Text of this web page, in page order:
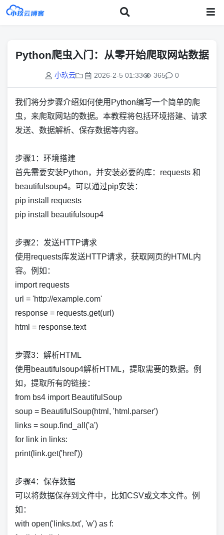
Python爬虫入门：从零开始爬取网站数据
小玖云 2026-2-5 01:33 365 0
我们将分步骤介绍如何使用Python编写一个简单的爬
虫，来爬取网站的数据。本教程将包括环境搭建、请求
发送、数据解析、保存数据等内容。
步骤1：环境搭建
首先需要安装Python，并安装必要的库：requests 和
beautifulsoup4。可以通过pip安装：
pip install requests
pip install beautifulsoup4
步骤2：发送HTTP请求
使用requests库发送HTTP请求，获取网页的HTML内
容。例如：
import requests
url = 'http://example.com'
response = requests.get(url)
html = response.text
步骤3：解析HTML
使用beautifulsoup4解析HTML，提取需要的数据。例
如，提取所有的链接：
from bs4 import BeautifulSoup
soup = BeautifulSoup(html, 'html.parser')
links = soup.find_all('a')
for link in links:
print(link.get('href'))
步骤4：保存数据
可以将数据保存到文件中，比如CSV或文本文件。例
如：
with open('links.txt', 'w') as f: